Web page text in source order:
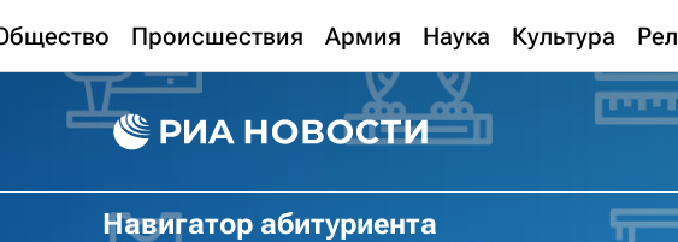
Происшествия Армия Наука Культура
Навигатор абитуриента